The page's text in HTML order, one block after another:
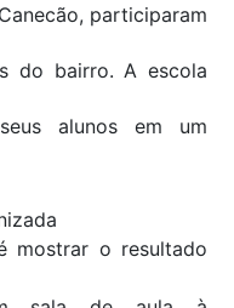
participaram
do bairro. A escola
alunos em um
mostrar o resultado